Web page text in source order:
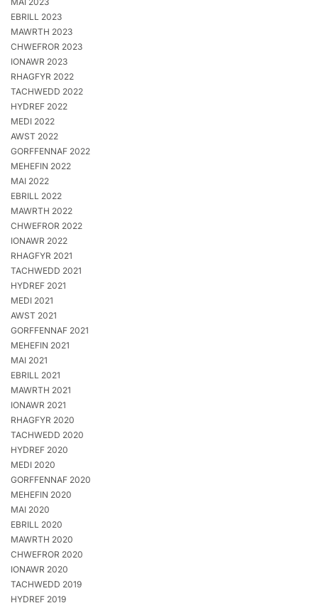
EBRILL 2023
MAWRTH 2023
CHWEFROR 2023
IONAWR 2023
RHAGFYR 2022
TACHWEDD 2022
HYDREF 2022
MEDI 2022
AWST 2022
GORFFENNAF 2022
MEHEFIN 2022
MAI 2022
EBRILL 2022
MAWRTH 2022
CHWEFROR 2022
IONAWR 2022
RHAGFYR 2021
TACHWEDD 2021
HYDREF 2021
MEDI 2021
AWST 2021
GORFFENNAF 2021
MEHEFIN 2021
MAI 2021
EBRILL 2021
MAWRTH 2021
IONAWR 2021
RHAGFYR 2020
TACHWEDD 2020
HYDREF 2020
MEDI 2020
GORFFENNAF 2020
MEHEFIN 2020
MAI 2020
EBRILL 2020
MAWRTH 2020
CHWEFROR 2020
IONAWR 2020
TACHWEDD 2019
HYDREF 2019